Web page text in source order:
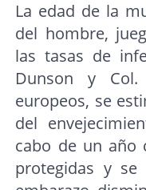
La edad de la
del hombre,
las tasas de
Dunson y
europeos, se
del
cabo de un año
protegidas y